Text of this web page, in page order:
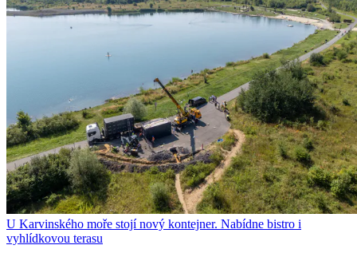
U Karvinského moře stojí nový kontejner. Nabídne bistro i
vyhlídkovou terasu